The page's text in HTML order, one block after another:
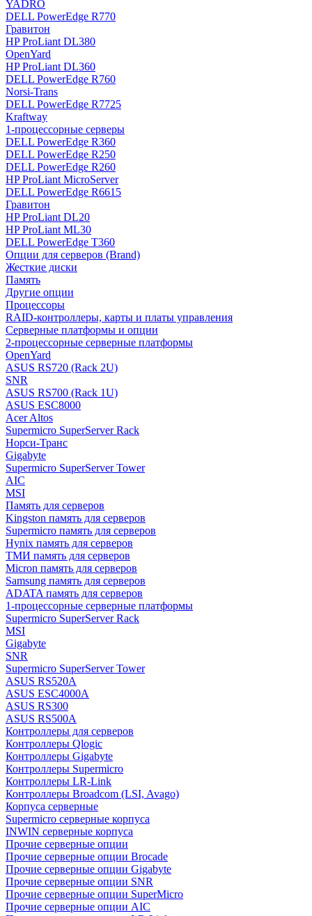
YADRO
DELL PowerEdge R770
Гравитон
HP ProLiant DL380
OpenYard
HP ProLiant DL360
DELL PowerEdge R760
Norsi-Trans
DELL PowerEdge R7725
Kraftway
1-процессорные серверы
DELL PowerEdge R360
DELL PowerEdge R250
DELL PowerEdge R260
HP ProLiant MicroServer
DELL PowerEdge R6615
Гравитон
HP ProLiant DL20
HP ProLiant ML30
DELL PowerEdge T360
Опции для серверов (Brand)
Жесткие диски
Память
Другие опции
Процессоры
RAID-контроллеры, карты и платы управления
Серверные платформы и опции
2-процессорные серверные платформы
OpenYard
ASUS RS720 (Rack 2U)
SNR
ASUS RS700 (Rack 1U)
ASUS ESC8000
Acer Altos
Supermicro SuperServer Rack
Норси-Транс
Gigabyte
Supermicro SuperServer Tower
AIC
MSI
Память для серверов
Kingston память для серверов
Supermicro память для серверов
Hynix память для серверов
ТМИ память для серверов
Micron память для серверов
Samsung память для серверов
ADATA память для серверов
1-процессорные серверные платформы
Supermicro SuperServer Rack
MSI
Gigabyte
SNR
Supermicro SuperServer Tower
ASUS RS520A
ASUS ESC4000A
ASUS RS300
ASUS RS500A
Контроллеры для серверов
Контроллеры Qlogic
Контроллеры Gigabyte
Контроллеры Supermicro
Контроллеры LR-Link
Контроллеры Broadcom (LSI, Avago)
Корпуса серверные
Supermicro серверные корпуса
INWIN серверные корпуса
Прочие серверные опции
Прочие серверные опции Brocade
Прочие серверные опции Gigabyte
Прочие серверные опции SNR
Прочие серверные опции SuperMicro
Прочие серверные опции AIC